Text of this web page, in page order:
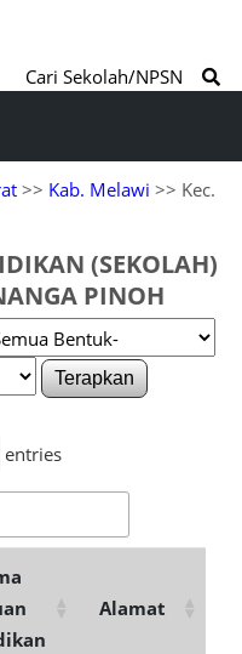
Cari Sekolah/NPSN
>> Kab. Melawi >> Kec.
(SEKOLAH)
PINOH
Terapkan
entries
Alamat